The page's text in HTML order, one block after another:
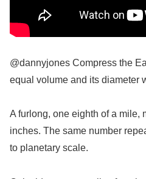
@dannyjones Compress the
equal volume and its diameter
A furlong, one eighth of a mile,
inches. The same number
to planetary scale.